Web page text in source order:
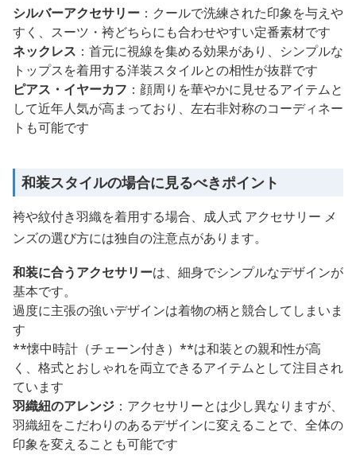
シルバーアクセサリー ：クールで洗練された印象を与えや
すく、スーツ・袴どちらにも合わせやすい定番素材です
ネックレス ：首元に視線を集める効果があり、シンプルな
トップスを着用する洋装スタイルとの相性が抜群です
ピアス・イヤーカフ ：顔周りを華やかに見せるアイテムと
して近年人気が高まっており、左右非対称のコーディネー
トも可能です
和装スタイルの場合に見るべきポイント
袴や紋付き羽織を着用する場合、成人式 アクセサリー メ
ンズの選び方には独自の注意点があります。
和装に合うアクセサリーは、細身でシンプルなデザインが
基本です。
過度に主張の強いデザインは着物の柄と競合してしまいま
す
**懐中時計（チェーン付き）**は和装との親和性が高
く、格式とおしゃれを両立できるアイテムとして注目され
ています
羽織紐のアレンジ ：アクセサリーとは少し異なりますが、
羽織紐をこだわりのあるデザインに変えることで、全体の
印象を変えることも可能です